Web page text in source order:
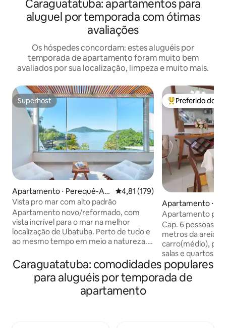
Caraguatatuba: apartamentos para
aluguel por temporada com ótimas
avaliações
Os hóspedes concordam: estes aluguéis por
temporada de apartamento foram muito bem
avaliados por sua localização, limpeza e muito mais.
Superhost
Superhost
Apartamento ⋅ Perequê-Aç
u
4,81 de uma avaliação média de
4,81 (179)
Vista pro mar com alto padrão
Apartamento novo/reformado, com
vista incrível para o mar na melhor
localização de Ubatuba. Perto de tudo e
ao mesmo tempo em meio a natureza. 1
mar Sala integrada com a cozinha Piscina
no condomínio. Ar condicionado Wi-fi
rápido de 200mb Vaga de garagem
Matarazzo e a 5 minutos da Praia do
Entre os
Preferido dos
Apartamento ⋅
Apartamento pé
wifi.
Cap. 6 pessoas
metros da areia
carro(médio),
salas e quartos.
higienizadas.
maquina lavar,
geladeira c/
Caraguatatuba: comodidades populares
para aluguéis por temporada de
apartamento